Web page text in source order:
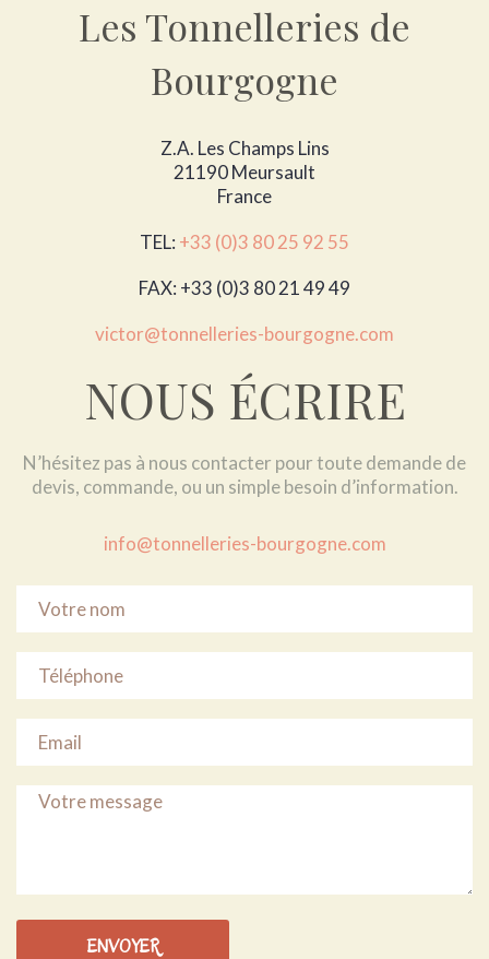
Les Tonnelleries de
Bourgogne
Z.A. Les Champs Lins
21190 Meursault
France
TEL: +33 (0)3 80 25 92 55
FAX: +33 (0)3 80 21 49 49
victor@tonnelleries-bourgogne.com
NOUS ÉCRIRE
N’hésitez pas à nous contacter pour toute demande de
devis, commande, ou un simple besoin d’information.
info@tonnelleries-bourgogne.com
ENVOYER